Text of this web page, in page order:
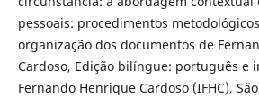
pessoais: procedimentos
organização dos documentos de
Cardoso, Edição bilíngue: português e
Fernando Henrique Cardoso (IFHC),